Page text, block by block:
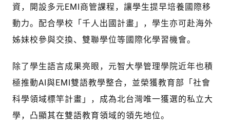
資，開設多元EMI商管課程，讓學生提早培養國際移
動力。配合學校「千人出國計畫」，學生亦可赴海外
姊妹校參與交換、雙聯學位等國際化學習機會。
除了學生語言成果亮眼，元智大學管理學院近年也積
極推動AI與EMI雙語教學整合，並榮獲教育部「社會
科學領域標竿計畫」，成為北台灣唯一獲選的私立大
學，凸顯其在雙語教育領域的領先地位。